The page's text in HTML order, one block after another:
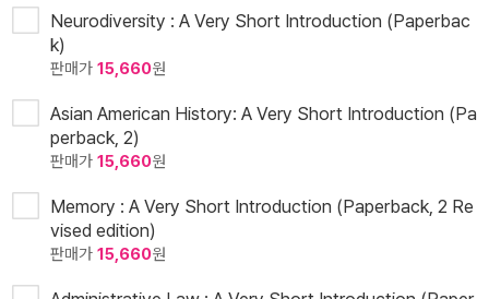
Neurodiversity : A Very Short Introduction (Paperbac
k)
판매가 15,660원
Asian American History: A Very Short Introduction (Pa
perback, 2)
판매가 15,660원
Memory : A Very Short Introduction (Paperback, 2 Re
vised edition)
판매가 15,660원